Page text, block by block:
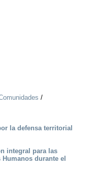
/
la defensa territorial
integral para las
durante el